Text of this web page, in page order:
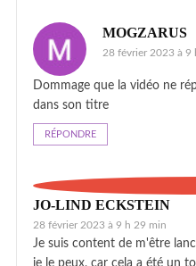
MOGZARUS
28 février 2023 à 9
Dommage que la vidéo ne
dans son titre
RÉPONDRE
JO-LIND ECKSTEIN
28 février 2023 à 9 h 29 min
Je suis content de m'être
je le peux, car cela a été un